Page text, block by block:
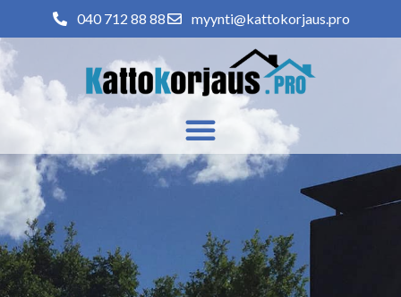
040 712 88 88 myynti@kattokorjaus.pro